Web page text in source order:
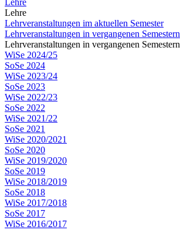
Lehre
Lehre
Lehrveranstaltungen im aktuellen Semester
Lehrveranstaltungen in vergangenen Semestern
Lehrveranstaltungen in vergangenen Semestern
WiSe 2024/25
SoSe 2024
WiSe 2023/24
SoSe 2023
WiSe 2022/23
SoSe 2022
WiSe 2021/22
SoSe 2021
WiSe 2020/2021
SoSe 2020
WiSe 2019/2020
SoSe 2019
WiSe 2018/2019
SoSe 2018
WiSe 2017/2018
SoSe 2017
WiSe 2016/2017